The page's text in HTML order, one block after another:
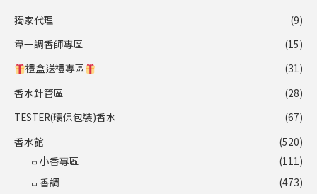
獨家代理
(9)
韋一調香師專區
(15)
禮盒送禮專區
(31)
香水針管區
(28)
TESTER(環保包裝)香水
(67)
香水館
(520)
小香專區
(111)
香調
(473)